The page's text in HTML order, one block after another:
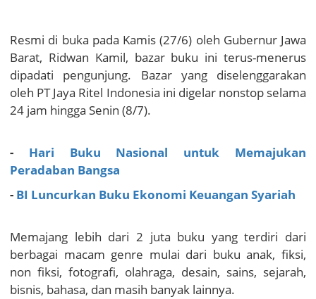
Resmi di buka pada Kamis (27/6) oleh Gubernur Jawa
Barat, Ridwan Kamil, bazar buku ini terus-menerus
dipadati pengunjung. Bazar yang diselenggarakan
oleh PT Jaya Ritel Indonesia ini digelar nonstop selama
24 jam hingga Senin (8/7).
- Hari Buku Nasional untuk Memajukan
Peradaban Bangsa
- BI Luncurkan Buku Ekonomi Keuangan Syariah
Memajang lebih dari 2 juta buku yang terdiri dari
berbagai macam genre mulai dari buku anak, fiksi,
non fiksi, fotografi, olahraga, desain, sains, sejarah,
bisnis, bahasa, dan masih banyak lainnya.